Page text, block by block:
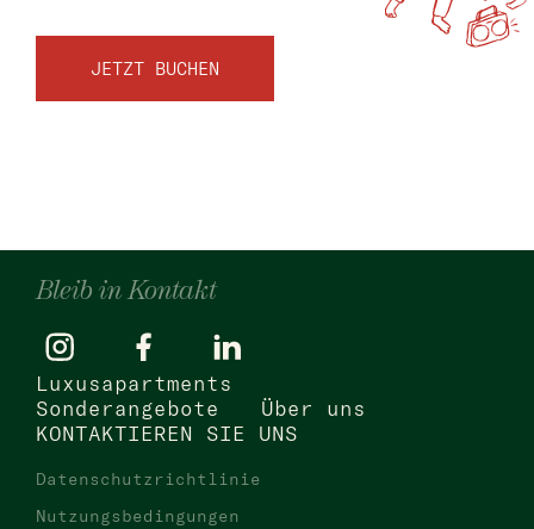
JETZT BUCHEN
Bleib in Kontakt
Luxusapartments
Sonderangebote
Über uns
KONTAKTIEREN SIE UNS
Datenschutzrichtlinie
Nutzungsbedingungen